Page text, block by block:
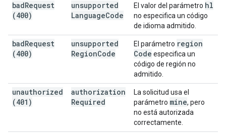
badRequest
(400)
unsupported
LanguageCode
El valor del parámetro hl
no especifica un código
de idioma admitido.
badRequest
(400)
unsupported
RegionCode
El parámetro region
Code especifica un
código de región no
admitido.
unauthorized
(401)
authorization
Required
La solicitud usa el
parámetro mine, pero
no está autorizada
correctamente.